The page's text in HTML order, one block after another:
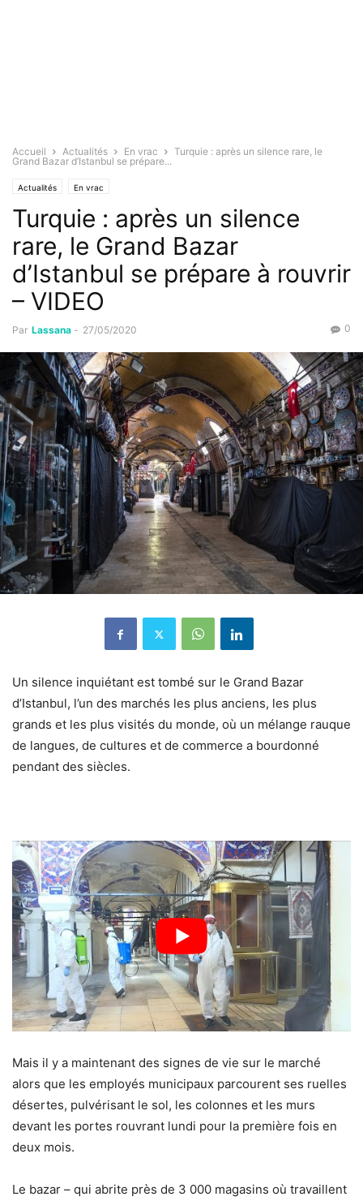
Accueil Actualités En vrac
Turquie : après un silence rare, le
Grand Bazar d’Istanbul se prépare...
Actualités En vrac
Turquie : après un silence
rare, le Grand Bazar
d’Istanbul se prépare à rouvrir
– VIDEO
Par Lassana - 27/05/2020 0
Un silence inquiétant est tombé sur le Grand Bazar
d’Istanbul, l’un des marchés les plus anciens, les plus
grands et les plus visités du monde, où un mélange rauque
de langues, de cultures et de commerce a bourdonné
pendant des siècles.
Mais il y a maintenant des signes de vie sur le marché
alors que les employés municipaux parcourent ses ruelles
désertes, pulvérisant le sol, les colonnes et les murs
devant les portes rouvrant lundi pour la première fois en
deux mois.
Le bazar – qui abrite près de 3 000 magasins où travaillent